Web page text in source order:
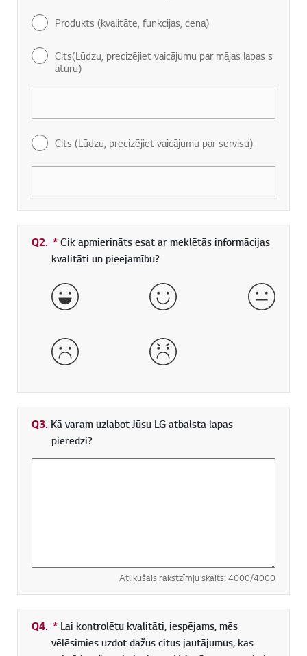
Produkts (kvalitāte, funkcijas, cena)
Cits(Lūdzu, precizējiet vaicājumu par mājas lapas s
aturu)
Cits (Lūdzu, precizējiet vaicājumu par servisu)
Q2. *Obligāti aizpildāms lauks
Cik apmierināts esat ar meklētās informācijas
kvalitāti un pieejamību?
ļoti labi labs normāls
slikts ļoti slikts
Q3. Kā varam uzlabot Jūsu LG atbalsta lapas
pieredzi?
Atlikušais rakstzīmju skaits: 4000/4000
Q4. * Obligāti aizpildāms lauks
Lai kontrolētu kvalitāti, iespējams, mēs
vēlēsimies uzdot dažus citus jautājumus, kas